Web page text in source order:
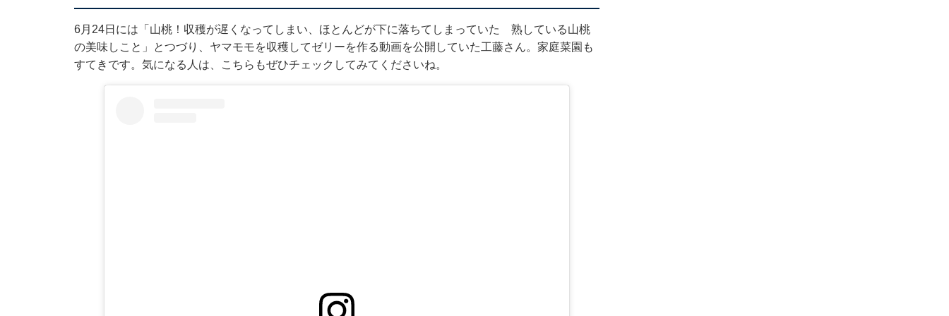
6月24日には「山桃！収穫が遅くなってしまい、ほとんどが下に落ちてしまっていた 熟している山桃
の美味しこと」とつづり、ヤマモモを収穫してゼリーを作る動画を公開していた工藤さん。家庭菜園も
すてきです。気になる人は、こちらもぜひチェックしてみてくださいね。